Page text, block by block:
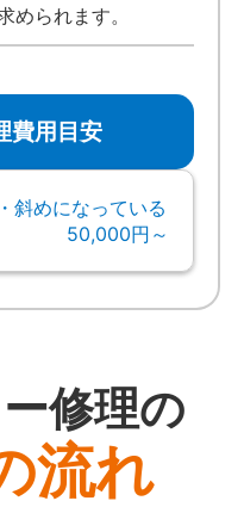
められます。
費用目安
斜めになっている
50,000円～
修理の
流れ